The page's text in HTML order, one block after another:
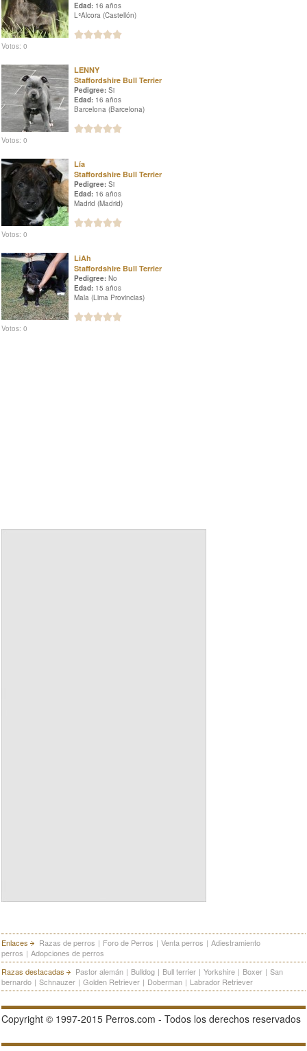
Edad: 16 años
LʿAlcora (Castellón)
Votos: 0
LENNY
Staffordshire Bull Terrier
Pedigree: Si
Edad: 16 años
Barcelona (Barcelona)
Votos: 0
Lía
Staffordshire Bull Terrier
Pedigree: Si
Edad: 16 años
Madrid (Madrid)
Votos: 0
LiAh
Staffordshire Bull Terrier
Pedigree: No
Edad: 15 años
Mala (Lima Provincias)
Votos: 0
Enlaces Razas de perros | Foro de Perros | Venta perros | Adiestramiento
perros | Adopciones de perros
Razas destacadas
Pastor alemán | Bulldog | Bull terrier | Yorkshire | Boxer | San
bernardo | Schnauzer | Golden Retriever | Doberman | Labrador Retriever
Copyright © 1997-2015 Perros.com - Todos los derechos reservados